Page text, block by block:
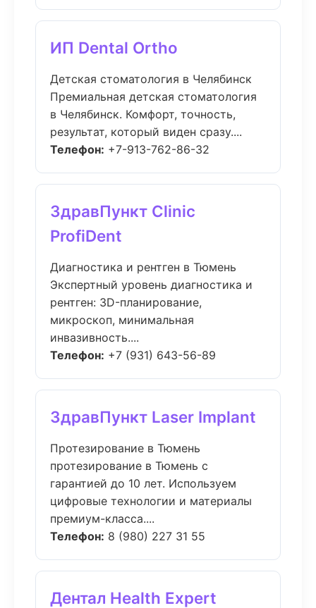
ИП Dental Ortho
Детская стоматология в Челябинск
Премиальная детская стоматология
в Челябинск. Комфорт, точность,
результат, который виден сразу....
Телефон: +7-913-762-86-32
ЗдравПункт Clinic
ProfiDent
Диагностика и рентген в Тюмень
Экспертный уровень диагностика и
рентген: 3D-планирование,
микроскоп, минимальная
инвазивность....
Телефон: +7 (931) 643-56-89
ЗдравПункт Laser Implant
Протезирование в Тюмень
протезирование в Тюмень с
гарантией до 10 лет. Используем
цифровые технологии и материалы
премиум-класса....
Телефон: 8 (980) 227 31 55
Дентал Health Expert